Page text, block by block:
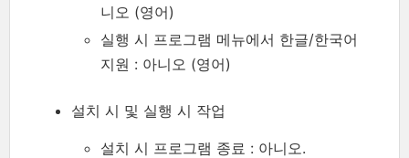
니오 (영어)
실행 시 프로그램 메뉴에서 한글/한국어
지원 : 아니오 (영어)
설치 시 및 실행 시 작업
설치 시 프로그램 종료 : 아니오.